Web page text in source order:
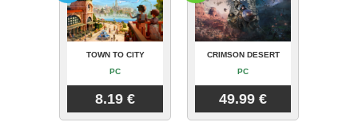
TOWN TO CITY
PC
8.19 €
CRIMSON DESERT
PC
49.99 €